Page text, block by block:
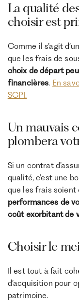
La qualité
choisir est
Comme il s’agit
que les frais de
choix de départ
financières. En
SCPI.
Un mauvais
plombera
Si un contrat
qualité, c’est une
que les frais
performances de
coût exorbitant de
Choisir le
Il est tout à fait
d’acquisition pour
patrimoine.